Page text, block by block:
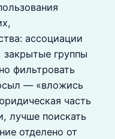
ассоциации
группы
фильтровать
— «вложись
часть
лучше поискать
отделено от